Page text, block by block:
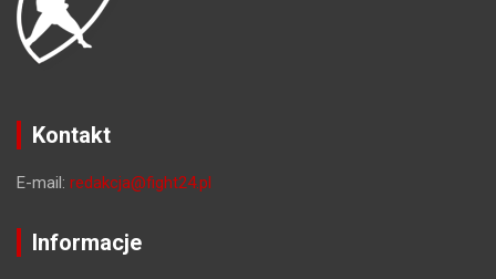
Kontakt
E-mail: redakcja@fight24.pl
Informacje